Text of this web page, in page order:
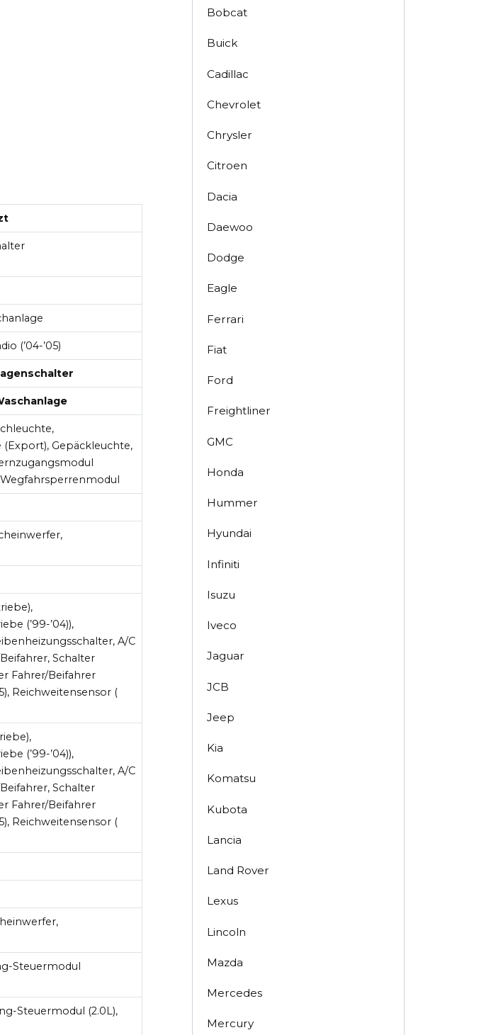
(’04-’05)
Gepäckleuchte,
(’99-’04)),
A/C
Schalter
Fahrer/Beifahrer
Reichweitensensor (
(’99-’04)),
A/C
Schalter
Fahrer/Beifahrer
Reichweitensensor (
Steuermodul
Steuermodul (2.0L),
Bobcat
Buick
Cadillac
Chevrolet
Chrysler
Citroen
Dacia
Daewoo
Dodge
Eagle
Ferrari
Fiat
Ford
Freightliner
GMC
Honda
Hummer
Hyundai
Infiniti
Isuzu
Iveco
Jaguar
JCB
Jeep
Kia
Komatsu
Kubota
Lancia
Land Rover
Lexus
Lincoln
Mazda
Mercedes
Mercury